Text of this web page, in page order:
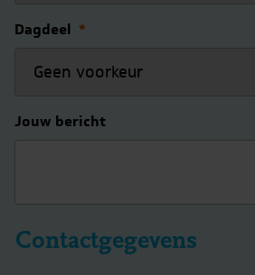
Dagdeel *
Jouw bericht
Contactgegevens